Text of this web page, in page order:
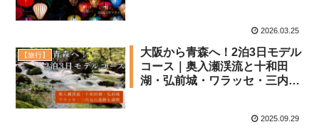
2026.03.25
【旅行】
大阪から青森へ！2泊3日モデル
コース｜奥入瀬渓流と十和田
湖・弘前城・ワラッセ・三内丸
2025.09.29